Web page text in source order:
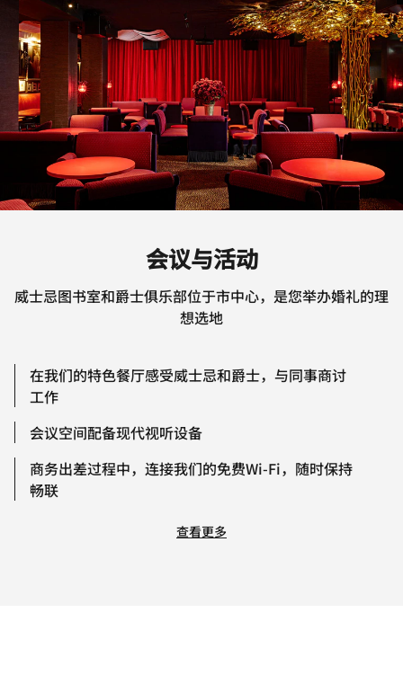
会议与活动
威士忌图书室和爵士俱乐部位于市中心，是您举办婚礼的理
想选地
在我们的特色餐厅感受威士忌和爵士，与同事商讨
工作
会议空间配备现代视听设备
商务出差过程中，连接我们的免费Wi-Fi，随时保持
畅联
查看更多